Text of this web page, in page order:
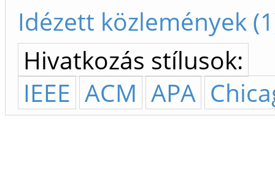
Idézett közlemények
Hivatkozás stílusok:
IEEE ACM APA